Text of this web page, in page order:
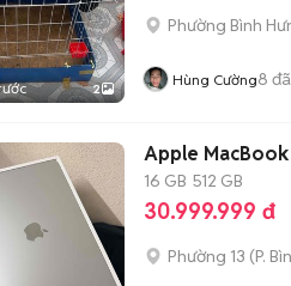
2
Phường Bình
Hùng Cường8
Apple MacBook
16 GB 512 GB
30.999.999 đ
Phường 13 (P.